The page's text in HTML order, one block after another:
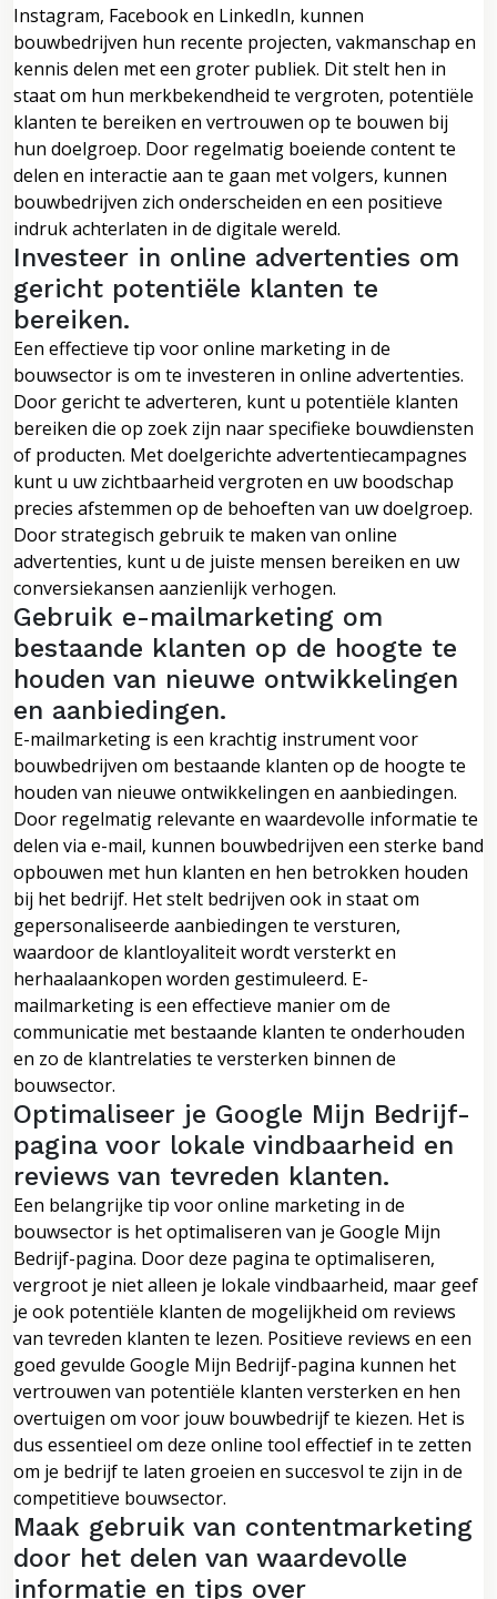
Instagram, Facebook en LinkedIn, kunnen
bouwbedrijven hun recente projecten, vakmanschap en
kennis delen met een groter publiek. Dit stelt hen in
staat om hun merkbekendheid te vergroten, potentiële
klanten te bereiken en vertrouwen op te bouwen bij
hun doelgroep. Door regelmatig boeiende content te
delen en interactie aan te gaan met volgers, kunnen
bouwbedrijven zich onderscheiden en een positieve
indruk achterlaten in de digitale wereld.
Investeer in online advertenties om
gericht potentiële klanten te
bereiken.
Een effectieve tip voor online marketing in de
bouwsector is om te investeren in online advertenties.
Door gericht te adverteren, kunt u potentiële klanten
bereiken die op zoek zijn naar specifieke bouwdiensten
of producten. Met doelgerichte advertentiecampagnes
kunt u uw zichtbaarheid vergroten en uw boodschap
precies afstemmen op de behoeften van uw doelgroep.
Door strategisch gebruik te maken van online
advertenties, kunt u de juiste mensen bereiken en uw
conversiekansen aanzienlijk verhogen.
Gebruik e-mailmarketing om
bestaande klanten op de hoogte te
houden van nieuwe ontwikkelingen
en aanbiedingen.
E-mailmarketing is een krachtig instrument voor
bouwbedrijven om bestaande klanten op de hoogte te
houden van nieuwe ontwikkelingen en aanbiedingen.
Door regelmatig relevante en waardevolle informatie te
delen via e-mail, kunnen bouwbedrijven een sterke band
opbouwen met hun klanten en hen betrokken houden
bij het bedrijf. Het stelt bedrijven ook in staat om
gepersonaliseerde aanbiedingen te versturen,
waardoor de klantloyaliteit wordt versterkt en
herhaalaankopen worden gestimuleerd. E-
mailmarketing is een effectieve manier om de
communicatie met bestaande klanten te onderhouden
en zo de klantrelaties te versterken binnen de
bouwsector.
Optimaliseer je Google Mijn Bedrijf-
pagina voor lokale vindbaarheid en
reviews van tevreden klanten.
Een belangrijke tip voor online marketing in de
bouwsector is het optimaliseren van je Google Mijn
Bedrijf-pagina. Door deze pagina te optimaliseren,
vergroot je niet alleen je lokale vindbaarheid, maar geef
je ook potentiële klanten de mogelijkheid om reviews
van tevreden klanten te lezen. Positieve reviews en een
goed gevulde Google Mijn Bedrijf-pagina kunnen het
vertrouwen van potentiële klanten versterken en hen
overtuigen om voor jouw bouwbedrijf te kiezen. Het is
dus essentieel om deze online tool effectief in te zetten
om je bedrijf te laten groeien en succesvol te zijn in de
competitieve bouwsector.
Maak gebruik van contentmarketing
door het delen van waardevolle
informatie en tips over